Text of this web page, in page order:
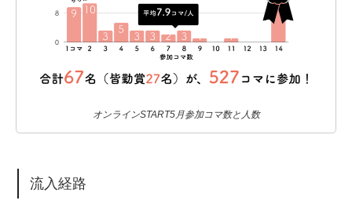
オンラインSTART5月参加コマ数と人数
流入経路